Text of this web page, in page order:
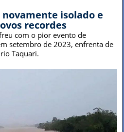
isolado e
recordes
com o pior evento de
setembro de 2023, enfrenta de
Taquari.